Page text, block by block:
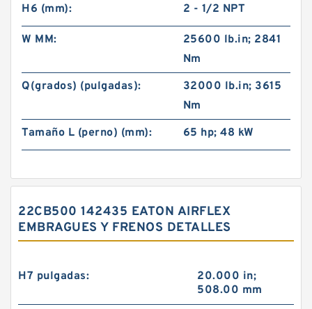
H6 (mm): 2 - 1/2 NPT
W MM:
25600 lb.in; 2841
Nm
Q(grados) (pulgadas):
32000 lb.in; 3615
Nm
Tamaño L (perno) (mm):
65 hp; 48 kW
22CB500 142435 EATON AIRFLEX
EMBRAGUES Y FRENOS DETALLES
H7 pulgadas:
20.000 in;
508.00 mm